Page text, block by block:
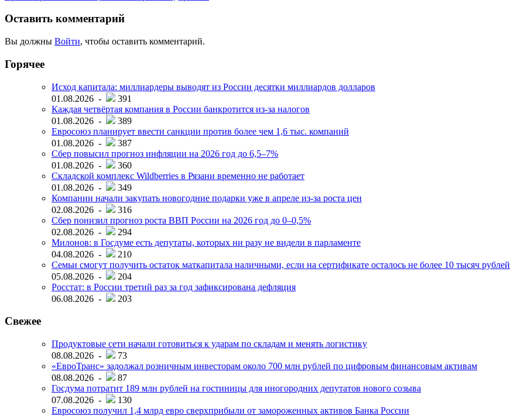
Оставить комментарий
Вы должны Войти, чтобы оставить комментарий.
Горячее
Исход капитала: миллиардеры выводят из России десятки миллиардов долларов
01.08.2026 -
391
Каждая четвёртая компания в России банкротится из-за налогов
01.08.2026 -
389
Евросоюз планирует ввести санкции против более чем 1,6 тыс. компаний
01.08.2026 -
387
Сбер повысил прогноз инфляции на 2026 год до 6,5–7%
01.08.2026 -
360
Складской комплекс Wildberries в Рязани временно не работает
01.08.2026 -
349
Компании начали закупать новогодние подарки уже в апреле из-за роста цен
02.08.2026 -
316
Сбер понизил прогноз роста ВВП России на 2026 год до 0–0,5%
02.08.2026 -
294
Милонов: в Госдуме есть депутаты, которых ни разу не видели в парламенте
04.08.2026 -
210
Семьи смогут получить остаток маткапитала наличными, если на сертификате осталось не более 10 тысяч рублей
05.08.2026 -
204
Росстат: в России третий раз за год зафиксирована дефляция
06.08.2026 -
203
Свежее
Продуктовые сети начали готовиться к ударам по складам и менять логистику
08.08.2026 -
73
«ЕвроТранс» задолжал розничным инвесторам около 700 млн рублей по цифровым финансовым активам
08.08.2026 -
87
Госдума потратит 189 млн рублей на гостиницы для иногородних депутатов нового созыва
07.08.2026 -
130
Евросоюз получил 1,4 млрд евро сверхприбыли от замороженных активов Банка России